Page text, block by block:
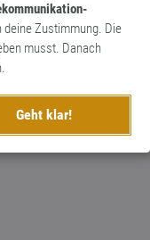
deine Zustimmung. Die
musst. Danach
Geht klar!
bis
auch